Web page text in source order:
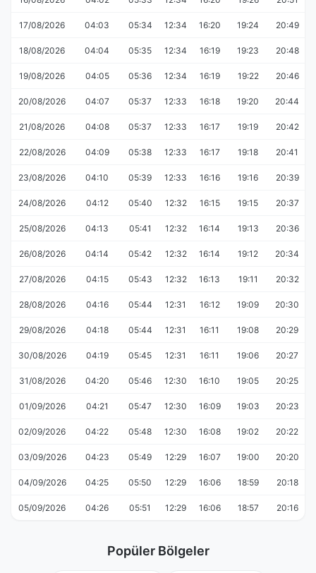
17/08/2026 04:03 05:34 12:34 16:20 19:24 20:49
18/08/2026 04:04 05:35 12:34 16:19 19:23 20:48
19/08/2026 04:05 05:36 12:34 16:19 19:22 20:46
20/08/2026 04:07 05:37 12:33 16:18 19:20 20:44
21/08/2026 04:08 05:37 12:33 16:17 19:19 20:42
22/08/2026 04:09 05:38 12:33 16:17 19:18 20:41
23/08/2026 04:10 05:39 12:33 16:16 19:16 20:39
24/08/2026 04:12 05:40 12:32 16:15 19:15 20:37
25/08/2026 04:13 05:41 12:32 16:14 19:13 20:36
26/08/2026 04:14 05:42 12:32 16:14 19:12 20:34
27/08/2026 04:15 05:43 12:32 16:13 19:11 20:32
28/08/2026 04:16 05:44 12:31 16:12 19:09 20:30
29/08/2026 04:18 05:44 12:31 16:11 19:08 20:29
30/08/2026 04:19 05:45 12:31 16:11 19:06 20:27
31/08/2026 04:20 05:46 12:30 16:10 19:05 20:25
01/09/2026 04:21 05:47 12:30 16:09 19:03 20:23
02/09/2026 04:22 05:48 12:30 16:08 19:02 20:22
03/09/2026 04:23 05:49 12:29 16:07 19:00 20:20
04/09/2026 04:25 05:50 12:29 16:06 18:59 20:18
05/09/2026 04:26 05:51 12:29 16:06 18:57 20:16
Popüler Bölgeler